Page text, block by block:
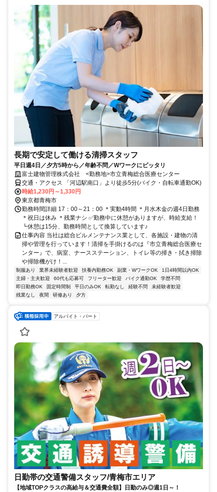
長期で安定して働ける清掃スタッフ
平日週4日／夕方5時から／年齢不問／Wワークにピッタリ
富士建物管理株式会社 <勤務地>市立青梅総合医療センター
交通・アクセス 「河辺駅南口」より徒歩5分(バイク・自転車通勤OK)
時給1,230円～1,330円
東京都青梅市
勤務時間詳細 17：00～21：00 ＊実動4時間 ＊月水木金の週4日勤務
＊祝日は休み ＊残業ナシ ✅勤務中に休憩がありますが、時給支給！
┗休憩は15分、勤務時間として換算しています♪
仕事内容 当社は総合ビルメンテナンス業として、各施設・建物の清
掃や管理を行っています！清掃を手掛けるのは『市立青梅総合医療セ
ンター』で、病室、ナースステーション、トイレ等の掃き・拭き掃除
や掃除機がけ！...
制服あり 業界未経験者歓迎 扶養内勤務OK 副業・WワークOK
1日4時間以内OK
主婦・主夫歓迎
60代も応募可 フリーター歓迎 バイク通勤OK
学歴不問
即日勤務OK
固定時間制 平日のみOK 転勤なし 経験不問
未経験者歓迎
残業なし
夜間 研修あり 夕方
アルバイト・パート
日勤帯の交通警備スタッフ/青梅市エリア
【地域TOPクラスの高給与＆交通費全額】日勤のみ◎週1日～！